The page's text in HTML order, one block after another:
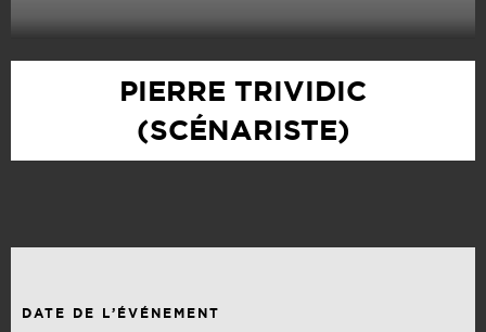
PIERRE TRIVIDIC
(SCÉNARISTE)
DATE DE L’ÉVÉNEMENT